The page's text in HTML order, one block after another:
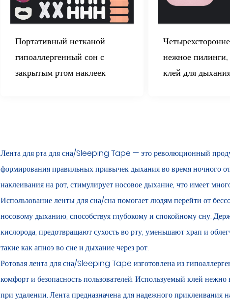
Портативный нетканой
гипоаллергенный сон с
закрытым ртом наклеек
нежное пилинги,
клей для
Лента для рта для сна/Sleeping Tape — это революционный
формирования правильных привычек дыхания во время ночного
наклеивания на рот, стимулирует носовое дыхание, что имеет
Использование ленты для сна/сна помогает людям перейти от
носовому дыханию, способствуя глубокому и спокойному сну.
кислорода, предотвращают сухость во рту, уменьшают храп и
такие как апноэ во сне и дыхание через рот.
Ротовая лента для сна/Sleeping Tape изготовлена ​​из
комфорт и безопасность пользователей. Используемый клей
при удалении. Лента предназначена для надежного приклеивания